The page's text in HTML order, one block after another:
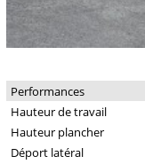
Performances
Hauteur de travail
Hauteur plancher
Déport latéral